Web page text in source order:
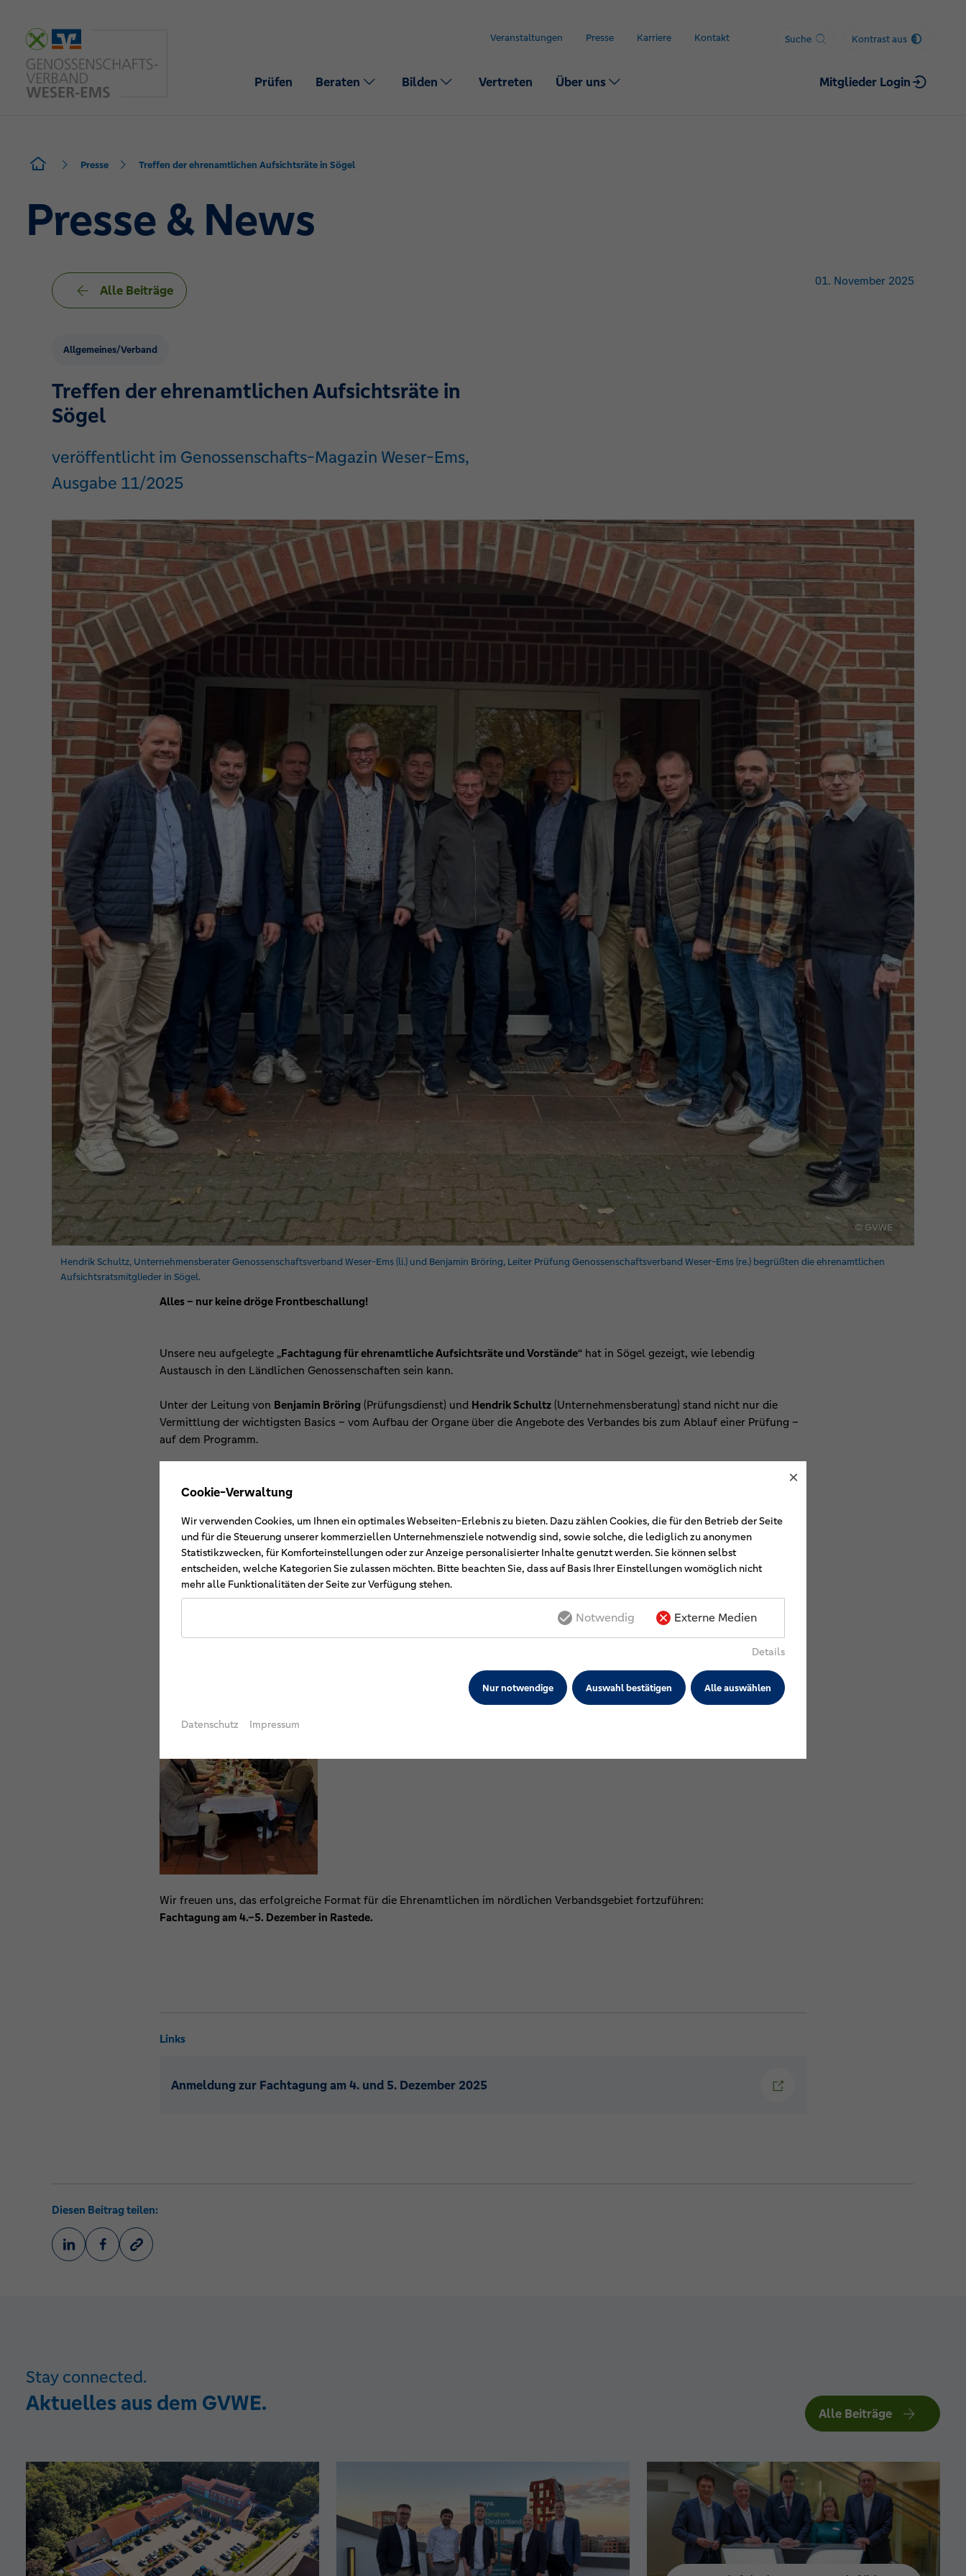
Veranstaltungen Presse Karriere Kontakt Suche Kontrast aus
Prüfen Beraten Bilden Vertreten Über uns Mitglieder Login
Presse Treffen der ehrenamtlichen Aufsichtsräte in Sögel
Presse & News
Alle Beiträge
01. November 2025
Allgemeines/Verband
Treffen der ehrenamtlichen Aufsichtsräte in
Sögel
veröffentlicht im Genossenschafts-Magazin Weser-Ems,
Ausgabe 11/2025
© GVWE
Hendrik Schultz, Unternehmensberater Genossenschaftsverband Weser-Ems (li.) und Benjamin Bröring, Leiter Prüfung Genossenschaftsverband Weser-Ems (re.) begrüßten die ehrenamtlichen
Aufsichtsratsmitglieder in Sögel.
Alles – nur keine dröge Frontbeschallung!
Unsere neu aufgelegte „Fachtagung für ehrenamtliche Aufsichtsräte und Vorstände“ hat in Sögel gezeigt, wie lebendig
Austausch in den Ländlichen Genossenschaften sein kann.
Unter der Leitung von Benjamin Bröring (Prüfungsdienst) und Hendrik Schultz (Unternehmensberatung) stand nicht nur die
Vermittlung der wichtigsten Basics – vom Aufbau der Organe über die Angebote des Verbandes bis zum Ablauf einer Prüfung –
auf dem Programm.
Wie gut ist unsere Genossenschaft gegen Cyberangriffe geschützt?
Welche Risiken oder Abhängigkeiten bestehen?
Was passiert, wenn der Geschäftsführer kurzfristig ausfällt?
Wie entwickeln sich Märkte und Preise – und was bedeutet das für uns?
mit abendlicher Möglichkeit zum Netzwerken. So
konnten die Ehrenamtlichen ihre betrieblichen Aufgaben flexibel koordinieren – und gleichzeitig vom intensiven Austausch
Wir freuen uns, das erfolgreiche Format für die Ehrenamtlichen im nördlichen Verbandsgebiet fortzuführen:
Fachtagung am 4.–5. Dezember in Rastede.
Links
Anmeldung zur Fachtagung am 4. und 5. Dezember 2025
Diesen Beitrag teilen:
Stay connected.
Aktuelles aus dem GVWE. Alle Beiträge
Cookie-Verwaltung
×
Wir verwenden Cookies, um Ihnen ein optimales Webseiten-Erlebnis zu bieten. Dazu zählen Cookies, die für den Betrieb der Seite
und für die Steuerung unserer kommerziellen Unternehmensziele notwendig sind, sowie solche, die lediglich zu anonymen
Statistikzwecken, für Komforteinstellungen oder zur Anzeige personalisierter Inhalte genutzt werden. Sie können selbst
entscheiden, welche Kategorien Sie zulassen möchten. Bitte beachten Sie, dass auf Basis Ihrer Einstellungen womöglich nicht
mehr alle Funktionalitäten der Seite zur Verfügung stehen.
Notwendig Externe Medien
Details
Nur notwendige Auswahl bestätigen Alle auswählen
Datenschutz Impressum